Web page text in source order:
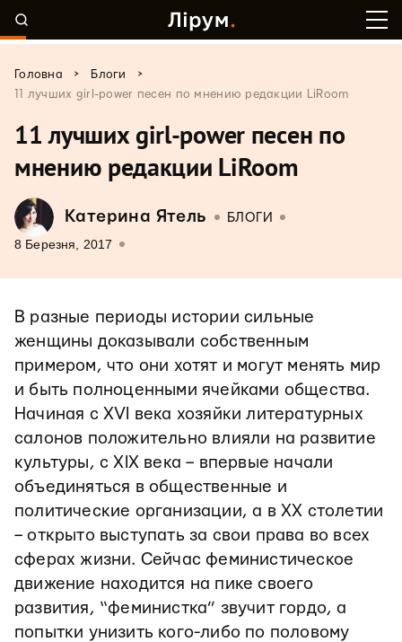
Головна > Блоги
>
11 лучших girl-power песен по мнению редакции LiRoom
11 лучших girl-power песен по
мнению редакции LiRoom
Катерина Ятель БЛОГИ
8 Березня, 2017
В разные периоды истории сильные
женщины доказывали собственным
примером, что они хотят и могут менять мир
и быть полноценными ячейками общества.
Начиная с XVI века хозяйки литературных
салонов положительно влияли на развитие
культуры, с XIX века – впервые начали
объединяться в общественные и
политические организации, а в ХХ столетии
– открыто выступать за свои права во всех
сферах жизни. Сейчас феминистическое
движение находится на пике своего
развития, “феминистка” звучит гордо, а
попытки унизить кого-либо по половому